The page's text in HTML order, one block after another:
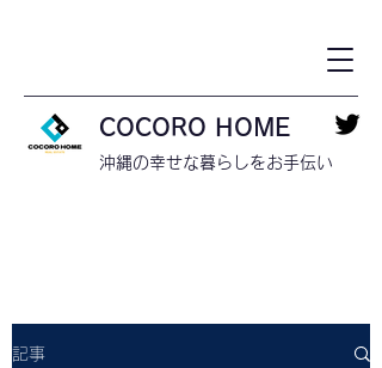
COCORO HOME
​沖縄の幸せな暮らしをお手伝い
記事